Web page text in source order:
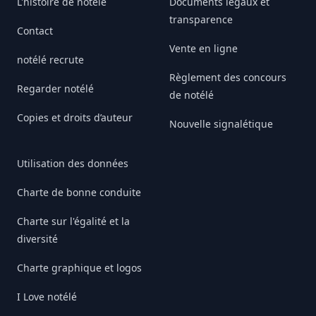
Contact
notélé recrute
Regarder notélé
Copies et droits d’auteur
Utilisation des données
Charte de bonne conduite
Charte sur l'égalité et la
diversité
Charte graphique et logos
I Love notélé
transparence
Vente en ligne
Règlement des concours
de notélé
Nouvelle signalétique